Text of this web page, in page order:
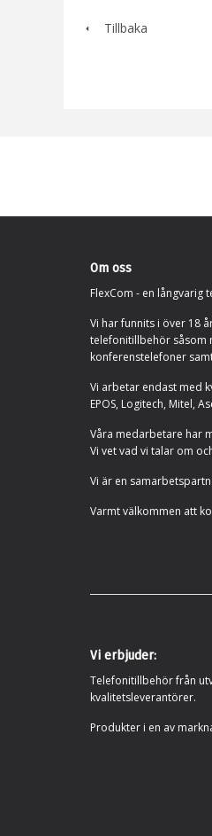
Tillbaka
Om oss
FlexCom - en
Vi har funnits i över 18
telefonitillbehör såsom
konferenstelefoner
Vi arbetar endast med
EPOS, Logitech, Mitel,
Våra medarbetare har
Vi vet vad vi talar om
Vi är en
Varmt välkommen att
Vi erbjuder:
Telefonitillbehör från
kvalitetsleverantörer.
Produkter i en av